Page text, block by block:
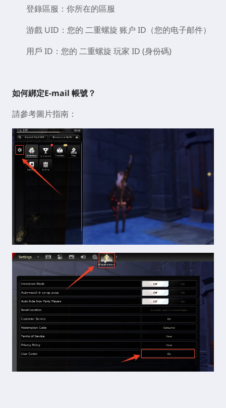
登錄區服：你所在的區服
游戲 UID：您的 二重螺旋 账户 ID（您的电子邮件）
用戶 ID：您的 二重螺旋 玩家 ID (身份碼)
如何綁定E-mail 帳號？
請參考圖片指南：